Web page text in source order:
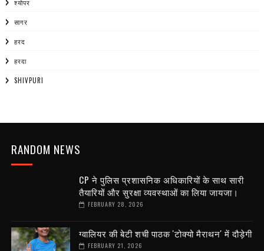
श्योपर
सागर
हरद
हरदा
SHIVPURI
RANDOM NEWS
CP ने पुलिस प्रशासनिक अधिकारियों के साथ सारी
तैयारियों और सुरक्षा व्यवस्थाओं का लिया जायजा।
FEBRUARY 28, 2026
ग्वालियर की बेटी शची पाठक 'टोक्यो मैराथन' में दौड़ेगी
FEBRUARY 21, 2026